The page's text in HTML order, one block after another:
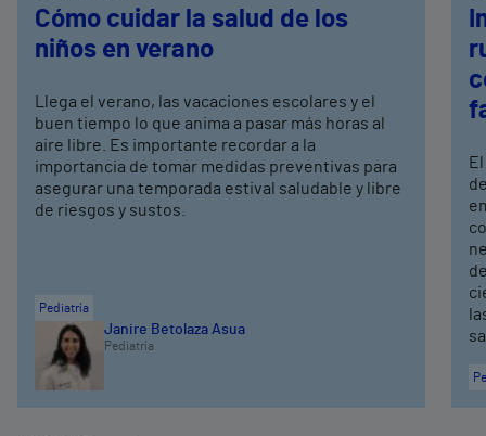
Cómo cuidar la salud de los
niños en verano
Llega el verano, las vacaciones escolares y el
buen tiempo lo que anima a pasar más horas al
aire libre. Es importante recordar a la
importancia de tomar medidas preventivas para
asegurar una temporada estival saludable y libre
de riesgos y sustos.
Pediatría
Janire Betolaza Asua
Pediatría